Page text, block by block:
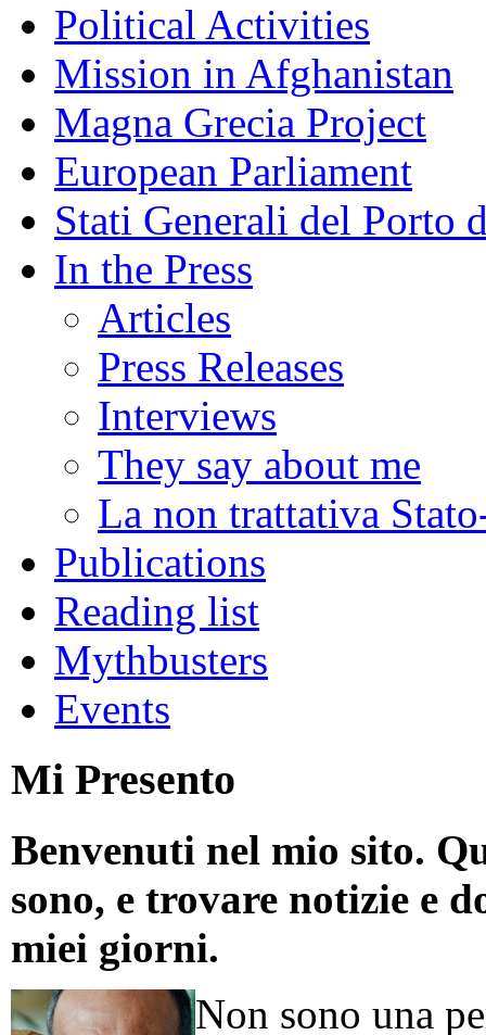
Political Activities
Mission in Afghanistan
Magna Grecia Project
European Parliament
Stati Generali del Porto
In the Press
Articles
Press Releases
Interviews
They say about me
La non trattativa
Publications
Reading list
Mythbusters
Events
Mi Presento
Benvenuti nel mio sito.
sono, e trovare notizie e
miei giorni.
Non sono una